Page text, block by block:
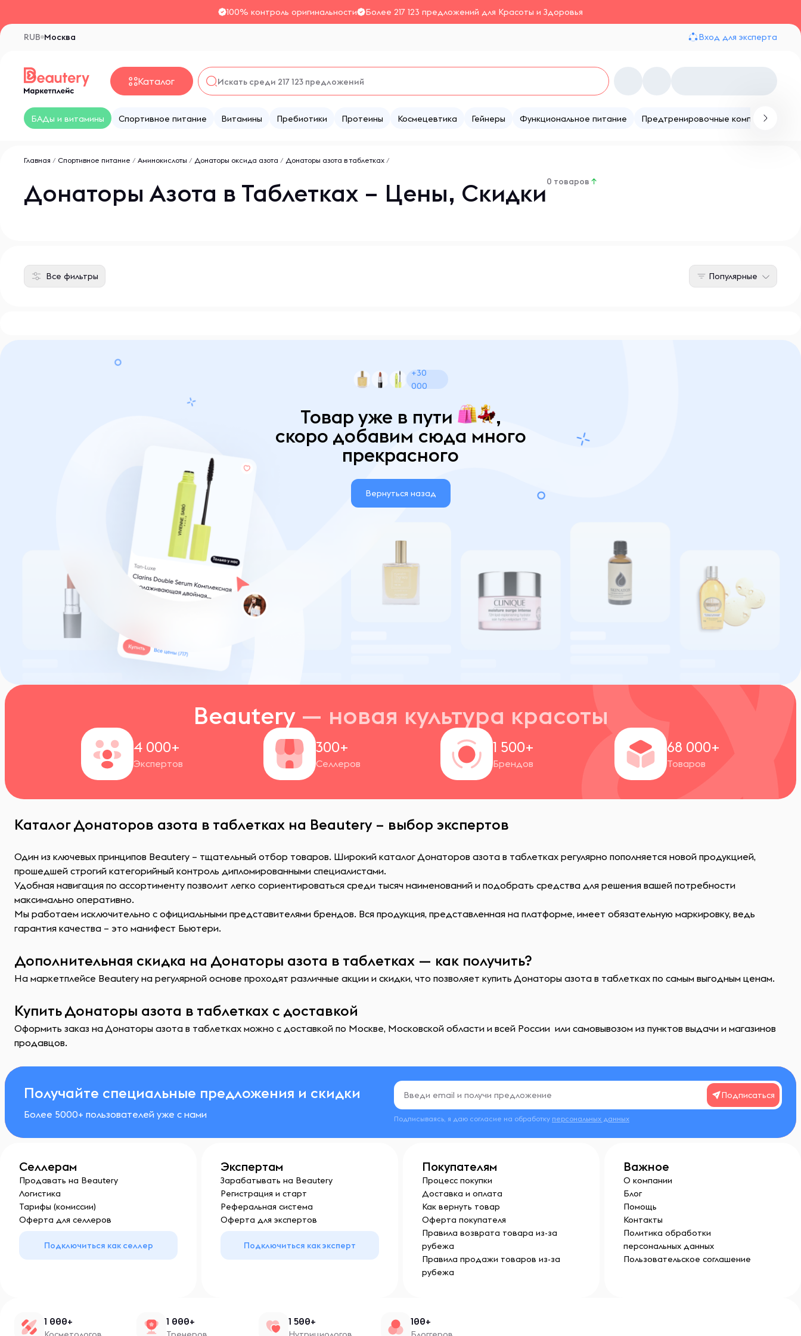
100% контроль оригинальности Более 217 123 предложений для Красоты и Здоровья
Москва
RUB Вход для эксперта
Каталог
БАДы и витамины Спортивное питание Витамины Пребиотики Протеины Космецевтика Гейнеры Функциональное питание Предтренировочные комплексы
Главная / Спортивное питание / Аминокислоты / Донаторы оксида азота / Донаторы азота в таблетках /
Донаторы Азота в Таблетках – Цены, Скидки0 товаров ↑
Все фильтры Популярные
+30
000
Товар уже в пути ,
скоро добавим сюда много
прекрасного
Вернуться назад
Beautery — новая культура красоты
4 000+
Экспертов
300+
Селлеров
1 500+
Брендов
68 000+
Товаров
Каталог Донаторов азота в таблетках на Beautery – выбор экспертов
Один из ключевых принципов Beautery – тщательный отбор товаров. Широкий каталог Донаторов азота в таблетках регулярно пополняется новой продукцией,
прошедшей строгий категорийный контроль дипломированными специалистами.
Удобная навигация по ассортименту позволит легко сориентироваться среди тысяч наименований и подобрать средства для решения вашей потребности
максимально оперативно.
Мы работаем исключительно с официальными представителями брендов. Вся продукция, представленная на платформе, имеет обязательную маркировку, ведь
гарантия качества – это манифест Бьютери.
Дополнительная скидка на Донаторы азота в таблетках — как получить?
На маркетплейсе Beautery на регулярной основе проходят различные акции и скидки, что позволяет купить Донаторы азота в таблетках по самым выгодным ценам.
Купить Донаторы азота в таблетках с доставкой
Оформить заказ на Донаторы азота в таблетках можно с доставкой по Москве, Московской области и всей России или самовывозом из пунктов выдачи и магазинов
продавцов.
Получайте специальные предложения и скидки
Более 5000+ пользователей уже с нами
Подписаться
Подписываясь, я даю согласие на обработку персональных данных
Селлерам
Продавать на Beautery
Логистика
Тарифы (комиссии)
Оферта для селлеров
Подключиться как селлер
Экспертам
Зарабатывать на Beautery
Регистрация и старт
Реферальная система
Оферта для экспертов
Подключиться как эксперт
Покупателям
Процесс покупки
Доставка и оплата
Как вернуть товар
Оферта покупателя
Правила возврата товара из-за
рубежа
Правила продажи товаров из-за
рубежа
Важное
О компании
Блог
Помощь
Контакты
Политика обработки
персональных данных
Пользовательское соглашение
1 000+ 1 000+ 1 500+ 100+